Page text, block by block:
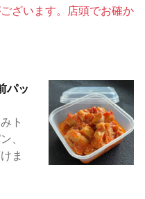
ざいます。店頭でお確か
パッ
ト
、
ま